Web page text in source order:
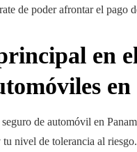
de poder afrontar el pago
en
de automóvil en
tu nivel de tolerancia al